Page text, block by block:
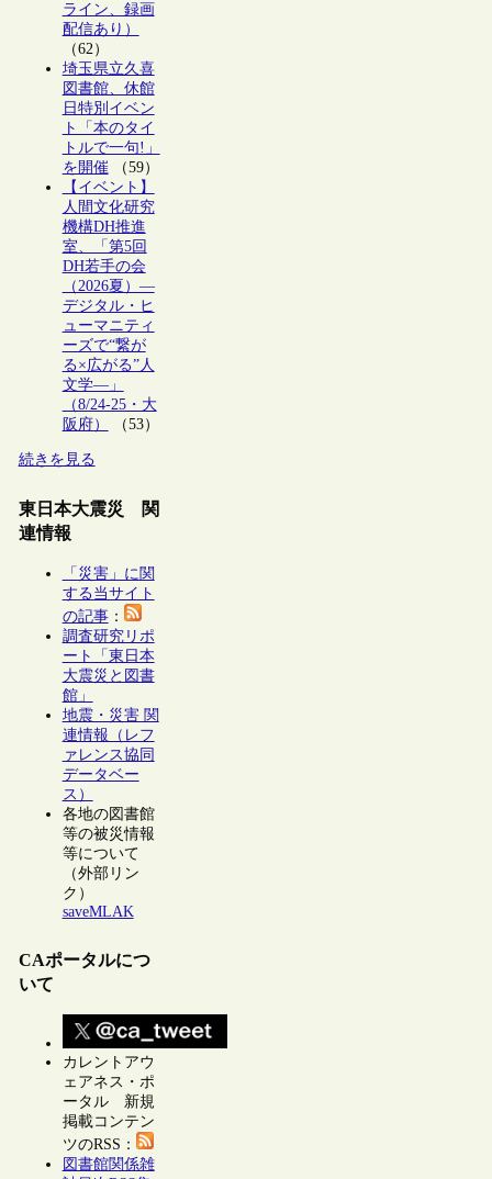
ライン、録画
配信あり）
（62）
埼玉県立久喜
図書館、休館
日特別イベン
ト「本のタイ
トルで一句!」
を開催（59）
【イベント】
人間文化研究
機構DH推進
室、「第5回
DH若手の会
（2026夏）―
デジタル・ヒ
ューマニティ
ーズで“繋が
る×広がる”人
文学―」
（8/24-25・大
阪府）
（53）
続きを見る
東日本大震災 関
連情報
「災害」に関
する当サイト
の記事：
調査研究リポ
ート「東日本
大震災と図書
館」
地震・災害 関
連情報（レフ
ァレンス協同
データベー
ス）
各地の図書館
等の被災情報
等について
（外部リン
ク）
saveMLAK
CAポータルにつ
いて
カレントアウ
ェアネス・ポ
ータル 新規
掲載コンテン
ツのRSS：
図書館関係雑